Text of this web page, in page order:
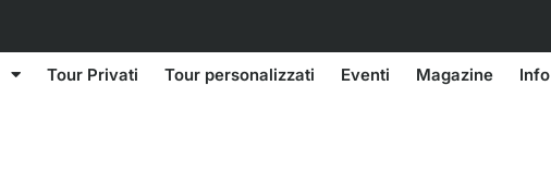
Tour Privati Tour personalizzati Eventi Magazine Info